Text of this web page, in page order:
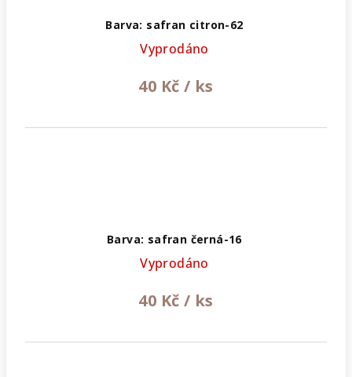
Barva: safran citron-62
Vyprodáno
40 Kč / ks
Barva: safran černá-16
Vyprodáno
40 Kč / ks